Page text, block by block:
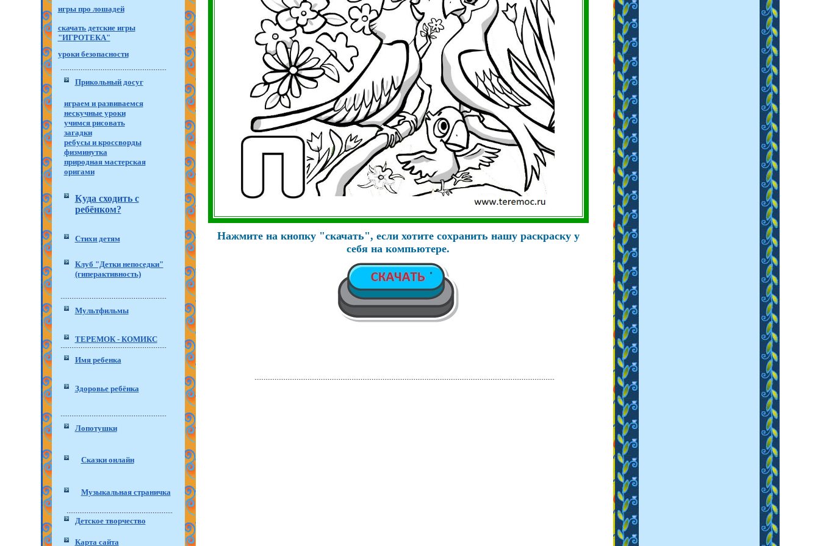
игры про лошадей
скачать детские игры
"ИГРОТЕКА"
уроки безопасности
Прикольный досуг
играем и развиваемся
нескучные уроки
учимся рисовать
загадки
ребусы и кроссворды
физминутка
природная мастерская
оригами
Куда сходить с
ребёнком?
Стихи детям
Клуб "Детки непоседки"
(гиперактивность)
Мультфильмы
ТЕРЕМОК - КОМИКС
Имя ребенка
Здоровье ребёнка
Лопотушки
Сказки онлайн
Музыкальная страничка
Детское творчество
Карта сайта
Нажмите на кнопку "скачать", если хотите сохранить нашу раскраску у
себя на компьютере.